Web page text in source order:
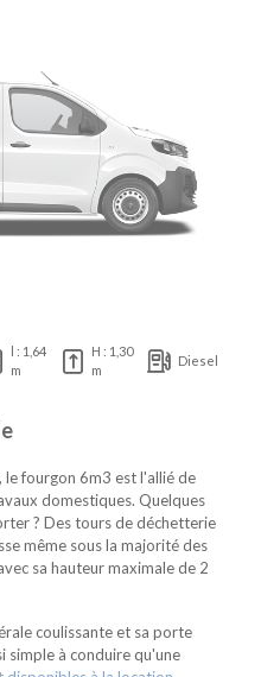
l : 1,64
m
H : 1,30
m
Diesel
fourgon 6m3 est l'allié de
domestiques. Quelques
? Des tours de déchetterie
même sous la majorité des
sa hauteur maximale de 2
coulissante et sa porte
simple à conduire qu'une